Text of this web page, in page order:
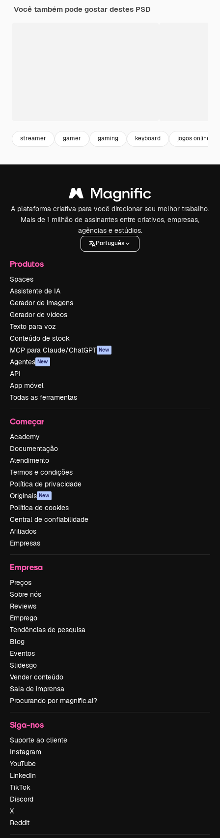
Você também pode gostar destes PSD
streamer gamer gaming keyboard jogos online
A plataforma criativa para você direcionar seu melhor trabalho.
Mais de 1 milhão de assinantes entre criativos, empresas,
agências e estúdios.
Português
Produtos
Spaces
Assistente de IA
Gerador de imagens
Gerador de vídeos
Texto para voz
Conteúdo de stock
MCP para Claude/ChatGPT New
Agentes New
API
App móvel
Todas as ferramentas
Começar
Academy
Documentação
Atendimento
Termos e condições
Política de privacidade
Originais New
Política de cookies
Central de confiabilidade
Afiliados
Empresas
Empresa
Preços
Sobre nós
Reviews
Emprego
Tendências de pesquisa
Blog
Eventos
Slidesgo
Vender conteúdo
Sala de imprensa
Procurando por magnific.ai?
Siga-nos
Suporte ao cliente
Instagram
YouTube
LinkedIn
TikTok
Discord
X
Reddit